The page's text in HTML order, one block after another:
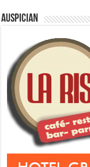
Auspician